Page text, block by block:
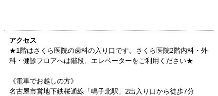
アクセス
★1階はさくら医院の歯科の入り口です。さくら医院2階内科・外
科・健診フロアへは階段、エレベーターをご利用ください★
《電車でお越しの方》
名古屋市営地下鉄桜通線「鳴子北駅」2出入り口から徒歩7分